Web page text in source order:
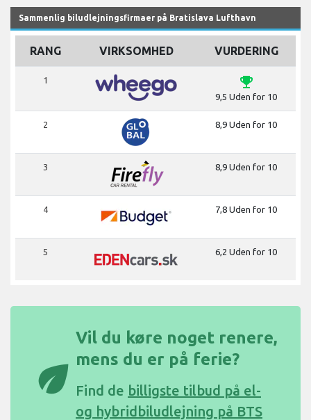
Sammenlig biludlejningsfirmaer på Bratislava Lufthavn
RANG VIRKSOMHED VURDERING
1 emoji_events
9,5 Uden for 10
2 8,9 Uden for 10
3 8,9 Uden for 10
4 7,8 Uden for 10
5 6,2 Uden for 10
eco
Vil du køre noget renere,
mens du er på ferie?
Find de billigste tilbud på el-
og hybridbiludlejning på BTS